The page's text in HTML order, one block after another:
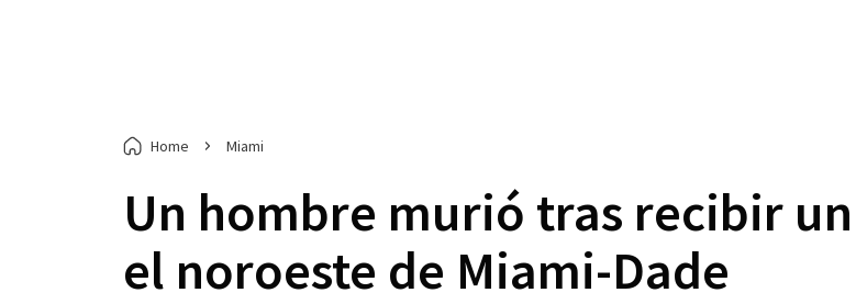
Home Miami
Un hombre murió tras recibir
el noroeste de Miami-Dade